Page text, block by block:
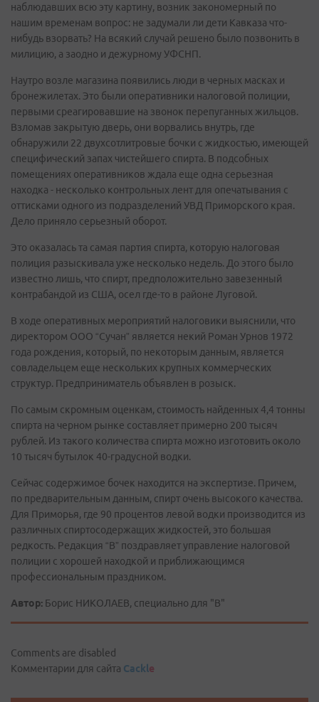
наблюдавших всю эту картину, возник закономерный по
нашим временам вопрос: не задумали ли дети Кавказа что-
нибудь взорвать? На всякий случай решено было позвонить в
милицию, а заодно и дежурному УФСНП.
Наутро возле магазина появились люди в черных масках и
бронежилетах. Это были оперативники налоговой полиции,
первыми среагировавшие на звонок перепуганных жильцов.
Взломав закрытую дверь, они ворвались внутрь, где
обнаружили 22 двухсотлитровые бочки с жидкостью, имеющей
специфический запах чистейшего спирта. В подсобных
помещениях оперативников ждала еще одна серьезная
находка - несколько контрольных лент для опечатывания с
оттисками одного из подразделений УВД Приморского края.
Дело приняло серьезный оборот.
Это оказалась та самая партия спирта, которую налоговая
полиция разыскивала уже несколько недель. До этого было
известно лишь, что спирт, предположительно завезенный
контрабандой из CША, осел где-то в районе Луговой.
В ходе оперативных мероприятий налоговики выяснили, что
директором ООО “Сучан” является некий Роман Урнов 1972
года рождения, который, по некоторым данным, является
совладельцем еще нескольких крупных коммерческих
структур. Предприниматель объявлен в розыск.
По самым скромным оценкам, стоимость найденных 4,4 тонны
спирта на черном рынке составляет примерно 200 тысяч
рублей. Из такого количества спирта можно изготовить около
10 тысяч бутылок 40-градусной водки.
Сейчас содержимое бочек находится на экспертизе. Причем,
по предварительным данным, спирт очень высокого качества.
Для Приморья, где 90 процентов левой водки производится из
различных спиртосодержащих жидкостей, это большая
редкость. Редакция “В” поздравляет управление налоговой
полиции с хорошей находкой и приближающимся
профессиональным праздником.
Автор: Борис НИКОЛАЕВ, специально для "В"
Comments are disabled
Комментарии для сайта Cackle